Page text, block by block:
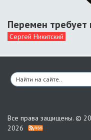
Перемен требует
Сергей Никитский
Все права защищены. ©
2026